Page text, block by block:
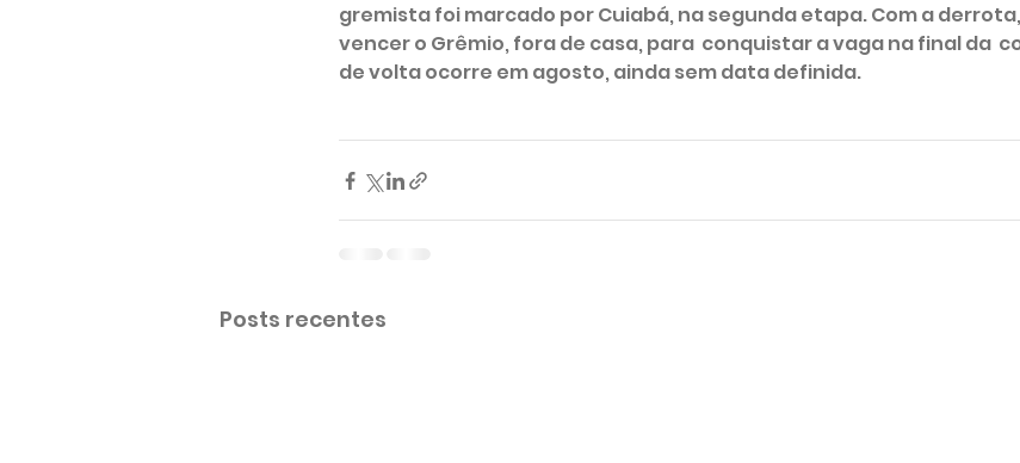
gremista foi marcado por Cuiabá, na segunda etapa. Com a
vencer o Grêmio, fora de casa, para  conquistar a vaga na final da
de volta ocorre em agosto, ainda sem data definida.
Posts recentes